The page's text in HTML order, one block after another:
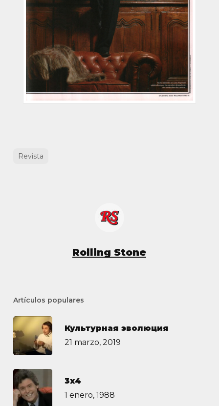
Revista
Rolling Stone
Artículos populares
Культурная эволюция
21 marzo, 2019
3х4
1 enero, 1988